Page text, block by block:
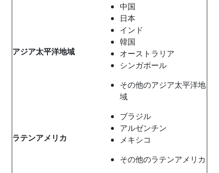
アジア太平洋地域
中国
日本
インド
韓国
オーストラリア
シンガポール
その他のアジア太平洋地
域
ラテンアメリカ
ブラジル
アルゼンチン
メキシコ
その他のラテンアメリカ